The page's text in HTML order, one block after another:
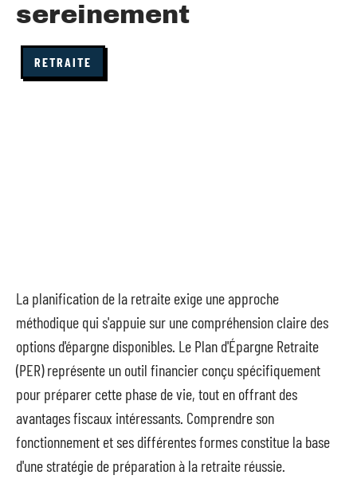
sereinement
RETRAITE
La planification de la retraite exige une approche
méthodique qui s'appuie sur une compréhension claire des
options d'épargne disponibles. Le Plan d'Épargne Retraite
(PER) représente un outil financier conçu spécifiquement
pour préparer cette phase de vie, tout en offrant des
avantages fiscaux intéressants. Comprendre son
fonctionnement et ses différentes formes constitue la base
d'une stratégie de préparation à la retraite réussie.